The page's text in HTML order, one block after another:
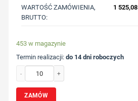
WARTOŚĆ ZAMÓWIENIA,
BRUTTO:
1 525,08
453 w magazynie
Termin realizacji:do 14 dni roboczych
ZAMÓW